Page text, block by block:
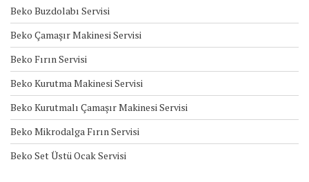
Beko Buzdolabı Servisi
Beko Çamaşır Makinesi Servisi
Beko Fırın Servisi
Beko Kurutma Makinesi Servisi
Beko Kurutmalı Çamaşır Makinesi Servisi
Beko Mikrodalga Fırın Servisi
Beko Set Üstü Ocak Servisi